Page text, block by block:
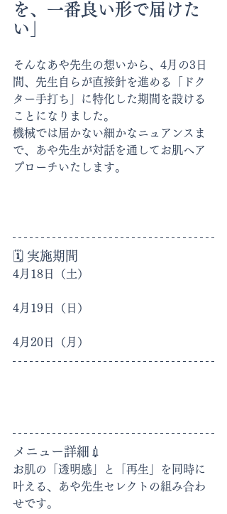
を、一番良い形で届けた
い」
そんなあや先生の想いから、4月の3日
間、先生自らが直接針を進める「ドク
ター手打ち」に特化した期間を設ける
ことになりました。
機械では届かない細かなニュアンスま
で、あや先生が対話を通してお肌へア
プローチいたします。
🗓️ 実施期間
4月18日（土）
4月19日（日）
4月20日（月）
メニュー詳細💉
お肌の「透明感」と「再生」を同時に
叶える、あや先生セレクトの組み合わ
せです。